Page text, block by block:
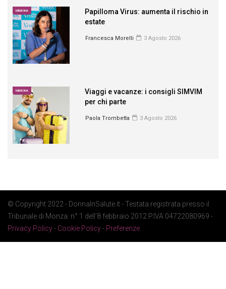
MEDICINA
Papilloma Virus: aumenta il rischio in
estate
Francesca Morelli 3 Agosto 2026
MEDICINA
Viaggi e vacanze: i consigli SIMVIM
per chi parte
Paola Trombetta 3 Agosto 2026
© Copyright 2022 - DonnaInSalute.it - Testata registrata presso il
Tribunale di Monza: n° 1 dell'8 febbraio 2012 P.IVA 04722080969 -
Privacy Policy- Cookie Policy- Preferenze